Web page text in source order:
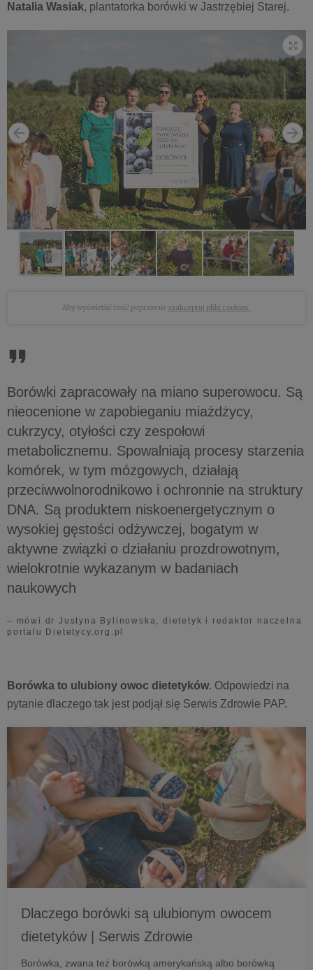
Natalia Wasiak, plantatorka borówki w Jastrzębiej Starej.
Aby wyświetlić treść poprawnie zaakceptuj pliki cookies.
Borówki zapracowały na miano superowocu. Są
nieocenione w zapobieganiu miażdżycy,
cukrzycy, otyłości czy zespołowi
metabolicznemu. Spowalniają procesy starzenia
komórek, w tym mózgowych, działają
przeciwwolnorodnikowo i ochronnie na struktury
DNA. Są produktem niskoenergetycznym o
wysokiej gęstości odżywczej, bogatym w
aktywne związki o działaniu prozdrowotnym,
wielokrotnie wykazanym w badaniach
naukowych
– mówi dr Justyna Bylinowska, dietetyk i redaktor naczelna
portalu Dietetycy.org.pl
Borówka to ulubiony owoc dietetyków. Odpowiedzi na
pytanie dlaczego tak jest podjął się Serwis Zdrowie PAP.
Dlaczego borówki są ulubionym owocem
dietetyków | Serwis Zdrowie
Borówka, zwana też borówką amerykańską albo borówką